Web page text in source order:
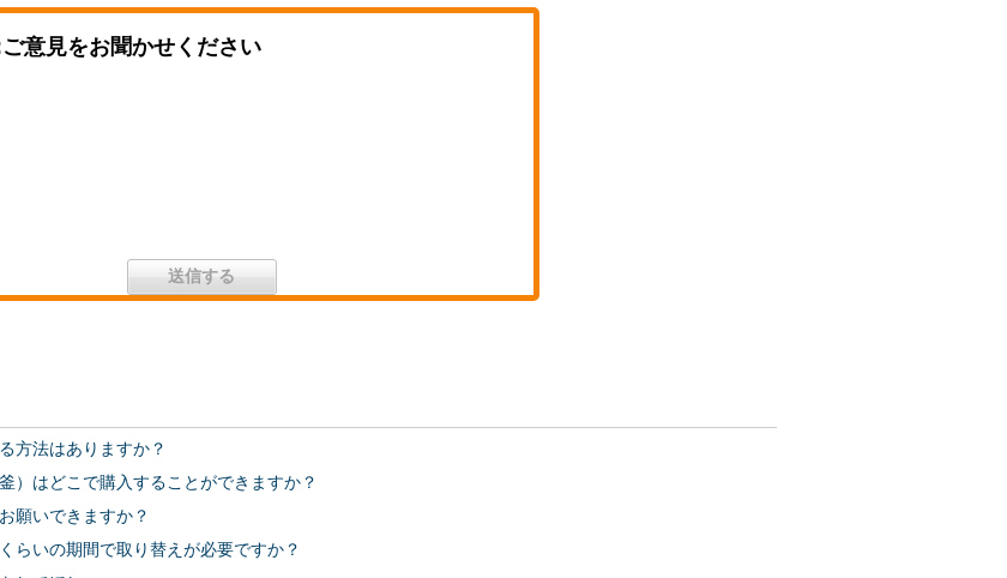
意見をお聞かせください
方法はありますか？
）はどこで購入することができますか？
願いできますか？
らいの期間で取り替えが必要ですか？